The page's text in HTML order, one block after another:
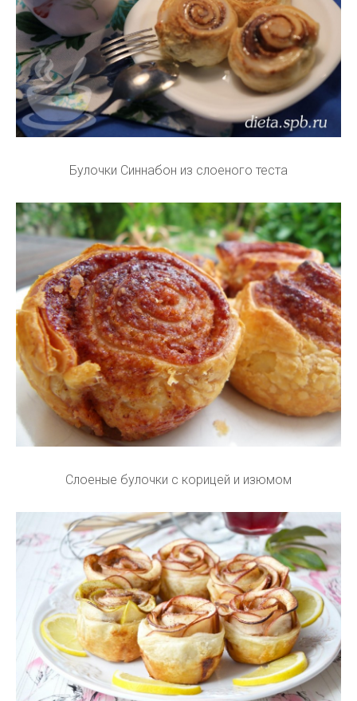
Булочки Синнабон из слоеного теста
Слоеные булочки с корицей и изюмом